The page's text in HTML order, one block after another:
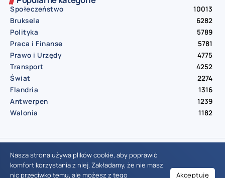
Społeczeństwo
10013
Bruksela
6282
Polityka
5789
Praca i Finanse
5781
Prawo i Urzędy
4775
Transport
4252
Świat
2274
Flandria
1316
Antwerpen
1239
Walonia
1182
© Aktualnosci.be – All Right Reserved 2016-2026
Nasza strona używa plików cookie, aby poprawić
komfort korzystania z niej. Zakładamy, że nie masz
nic przeciwko temu, ale możesz z tego
Akceptuję